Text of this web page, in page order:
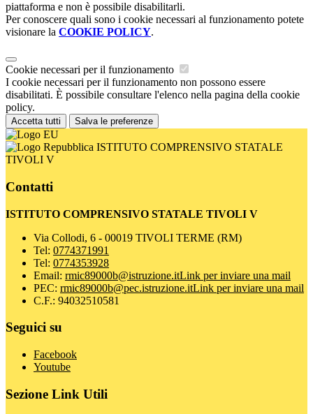
piattaforma e non è possibile disabilitarli.
Per conoscere quali sono i cookie necessari al funzionamento potete
visionare la COOKIE POLICY.
Cookie necessari per il funzionamento
I cookie necessari per il funzionamento non possono essere
disabilitati. È possibile consultare l'elenco nella pagina della cookie
policy.
Accetta tutti Salva le preferenze
ISTITUTO COMPRENSIVO STATALE
TIVOLI V
Contatti
ISTITUTO COMPRENSIVO STATALE TIVOLI V
Via Collodi, 6 - 00019 TIVOLI TERME (RM)
Tel: 0774371991
Tel: 0774353928
Email: rmic89000b@istruzione.itLink per inviare una mail
PEC: rmic89000b@pec.istruzione.itLink per inviare una mail
C.F.: 94032510581
Seguici su
Facebook
Youtube
Sezione Link Utili